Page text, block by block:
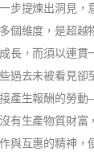
步提煉出洞見，
個維度，是超越
長，而須以連貫
過去未被看見
產生報酬的勞
有生產物質財富
與互惠的精神，